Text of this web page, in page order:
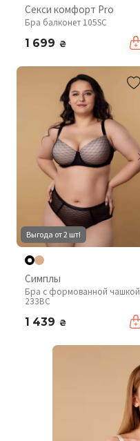
Секси комфорт Pro
Бра балконет 105SC
1 699 ₴
Выгода от 2 шт!
Симплы
Бра с формованной чашкой
233BC
1 439 ₴